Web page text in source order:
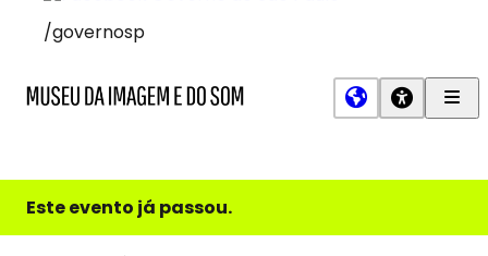
/governosp
e
do
Este evento já passou.